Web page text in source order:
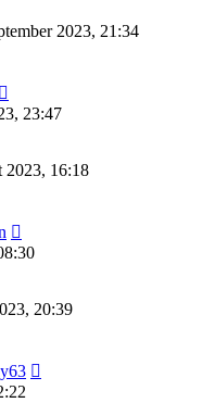
2023, 21:34
23:47
2023, 16:18
20:39